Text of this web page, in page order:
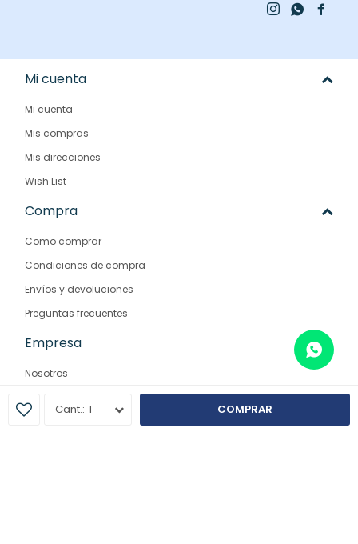
1 COMPRAR

 
Mi cuenta
Mi cuenta
Mis compras
Mis direcciones
Wish List
Compra
Como comprar
Condiciones de compra
Envíos y devoluciones
Preguntas frecuentes
Empresa
Nosotros